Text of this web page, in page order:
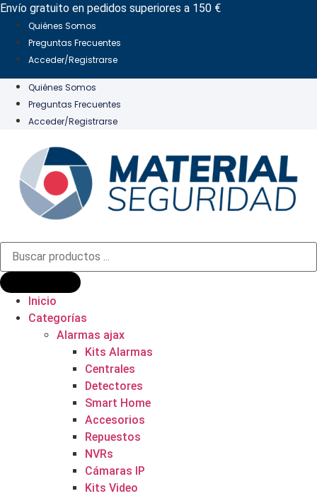
Ir
contenido
Envío gratuito en pedidos superiores a 150 €
Quiénes Somos
Preguntas Frecuentes
Acceder/Registrarse
Quiénes Somos
Preguntas Frecuentes
Acceder/Registrarse
Búsqueda
productos
Inicio
Categorías
Alarmas ajax
Kits Alarmas
Centrales
Detectores
Smart Home
Accesorios
Repuestos
NVRs
Cámaras IP
Kits Video